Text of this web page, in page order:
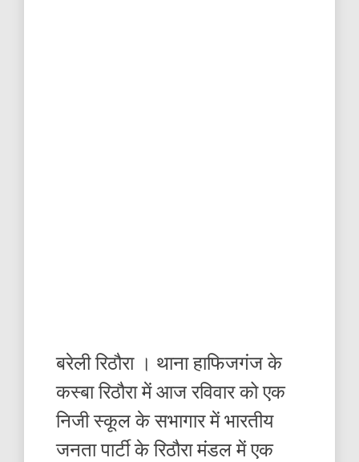
बरेली रिठौरा । थाना हाफिजगंज के
कस्बा रिठौरा में आज रविवार को एक
निजी स्कूल के सभागार में भारतीय
जनता पार्टी के रिठौरा मंडल में एक